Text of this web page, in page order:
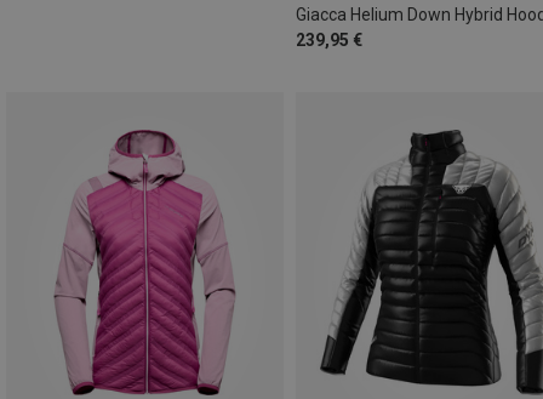
239,95 €